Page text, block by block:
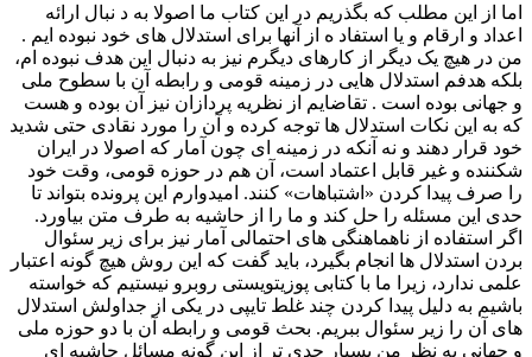
اما از این مطلب که بگذریم در این کتاب ما اصولا به د نبال ارائه
اعداد و ارقام و یا استفاد ه از آنها برای استدلال های خود نبوده ایم .
من در هیچ یک دیگر از کارهای دیگرم نیز به دنبال این هدف نبوده ام،
بلکه هدفم استدلال هایی در زمینه قومی و رابطه آن با سطوح ملی
و جهانی بوده است . تقاضایم از نظریه پردازان نیز آن بوده و هست
که به این نکات استدلال ها توجه کرده و آن را مورد نقادی حتی شدید
خود قرار دهند و نه آنکه در زمینه ای چون آمار که اصولا در ایران
شکننده و غیر قابل اعتماد است، آن هم در حوزه قومی، وقت خود
را صرف پیدا کردن «اشتباهات» کنند. امیدوارم این پرونده بتواند تا
حدی این مسئله را حل کند و ما را از حاشیه به طرف متن بیاورد.
اگر استفاده از ناهماهنگی های احتمالی آمار نیز برای زیر سئوال
بردن استدلال ها انجام بگیرد، باید گفت که این روش هیچ گونه اعتبار
علمی ندارد، زیرا ما با کتابی پوزیتویستی روبرو نیستیم که خواسته
باشیم به دلیل پیدا کردن چند غلط تایپی در یکی از جداولش استدلال
های آن را زیر سئوال ببریم. بحث قومی و رابطه آن با دو حوزه ملی
و جهانی به نظر من بسیار جدی تر از این گونه مسائل حاشیه ای